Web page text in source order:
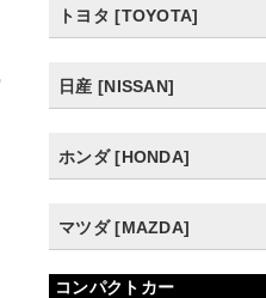
トヨタ [TOYOTA]
日産 [NISSAN]
ホンダ [HONDA]
マツダ [MAZDA]
コンパクトカー